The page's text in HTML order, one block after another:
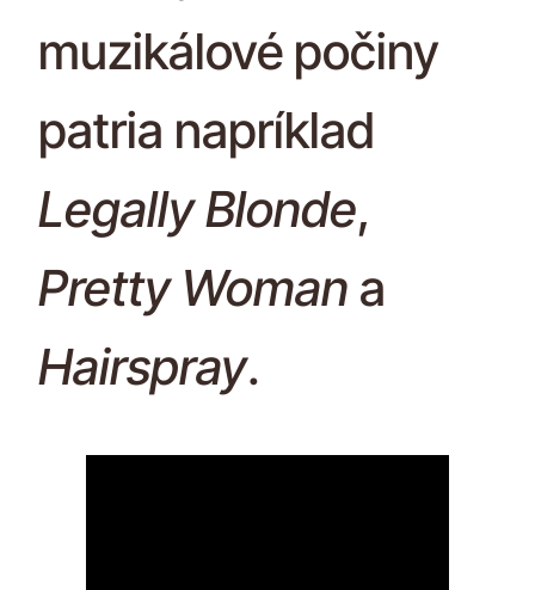
muzikálové počiny
patria napríklad
Legally Blonde,
Pretty Woman a
Hairspray.